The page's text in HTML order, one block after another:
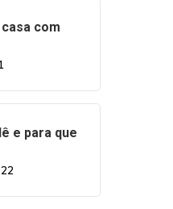
com
e para que